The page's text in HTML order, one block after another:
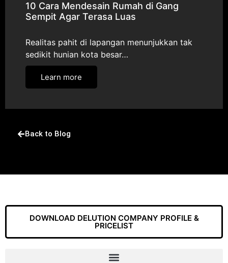
10 Cara Mendesain Rumah di Gang
Sempit Agar Terasa Luas
Realitas pahit di lapangan menunjukkan tak
sedikit hunian kota besar…
Learn more
Back to Blog
DOWNLOAD DELUTION COMPANY PROFILE &
PRICELIST